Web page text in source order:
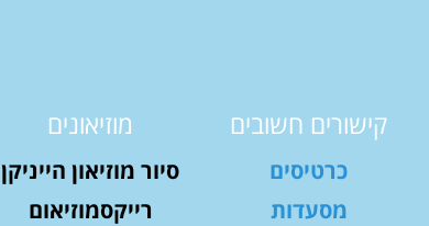
קישורים חשובים
כרטיסים
מסעדות
מוזיאונים
סיור מוזיאון הייניקן
רייקסמוזיאום